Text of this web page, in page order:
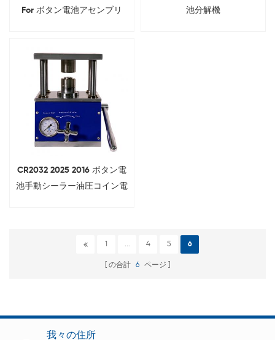
For ボタン電池アセンブリ
池分解機
CR2032 2025 2016 ボタン電
池手動シーラー油圧コイン電
1 ... 4 5 6
の合計 6 ページ
我々の住所